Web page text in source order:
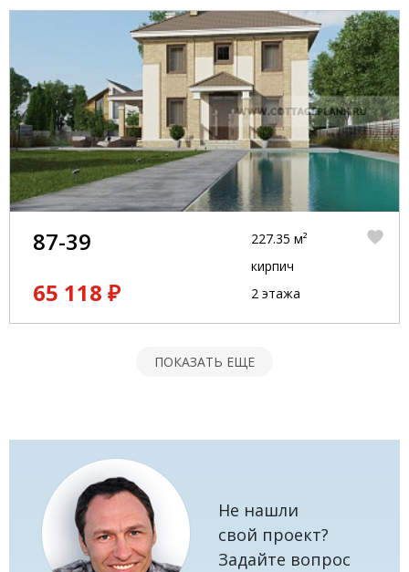
87-39
65 118 ₽
227.35 м²
кирпич
2 этажа
ПОКАЗАТЬ ЕЩЕ
Не нашли
свой проект?
Задайте вопрос